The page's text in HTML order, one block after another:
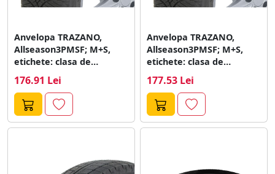
Anvelopa TRAZANO,
Allseason3PMSF; M+S,
etichete: clasa de
aderenta...
176.91 Lei
Anvelopa TRAZANO,
Allseason3PMSF; M+S,
etichete: clasa de
aderenta...
177.53 Lei